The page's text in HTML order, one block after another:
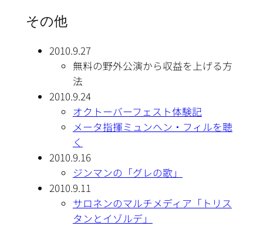
その他
2010.9.27
無料の野外公演から収益を上げる方
法
2010.9.24
オクトーバーフェスト体験記
メータ指揮ミュンヘン・フィルを聴
く
2010.9.16
ジンマンの「グレの歌」
2010.9.11
サロネンのマルチメディア「トリス
タンとイゾルデ」